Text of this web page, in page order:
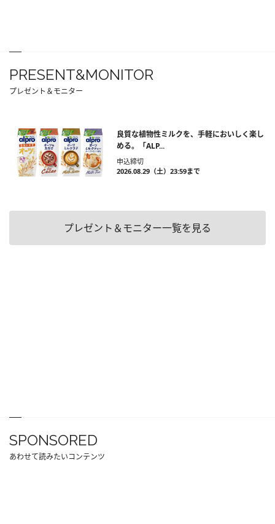
PRESENT&MONITOR
プレゼント＆モニター
良質な植物性ミルクを、手軽においしく楽し
める。「ALP...
申込締切
2026.08.29（土）23:59まで
プレゼント＆モニター一覧を見る
SPONSORED
あわせて読みたいコンテンツ